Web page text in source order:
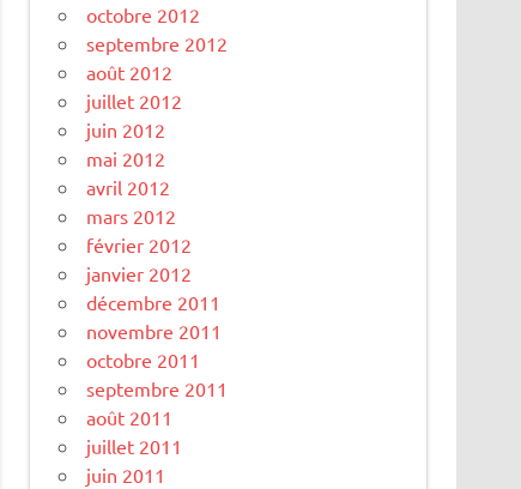
octobre 2012
septembre 2012
août 2012
juillet 2012
juin 2012
mai 2012
avril 2012
mars 2012
février 2012
janvier 2012
décembre 2011
novembre 2011
octobre 2011
septembre 2011
août 2011
juillet 2011
juin 2011